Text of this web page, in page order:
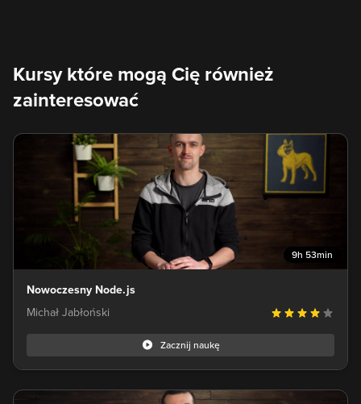
Kursy które mogą Cię również
zainteresować
9h 53min
Nowoczesny Node.js
Michał Jabłoński
Zacznij naukę